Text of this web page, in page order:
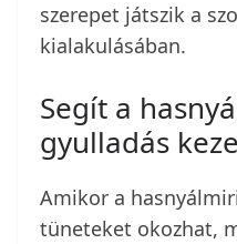
szerepet játszik a
kialakulásában.
Segít a
gyulladás
Amikor a
tüneteket okozhat,